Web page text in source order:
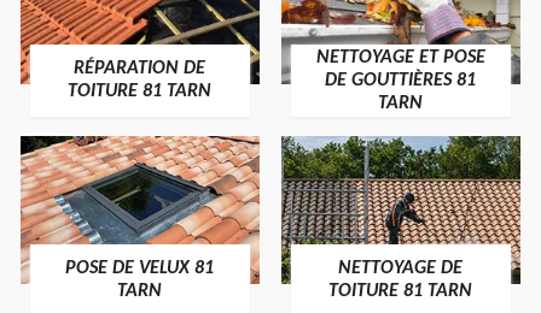
RÉPARATION DE
TOITURE 81 TARN
NETTOYAGE ET POSE
DE GOUTTIÈRES 81
TARN
POSE DE VELUX 81
TARN
NETTOYAGE DE
TOITURE 81 TARN